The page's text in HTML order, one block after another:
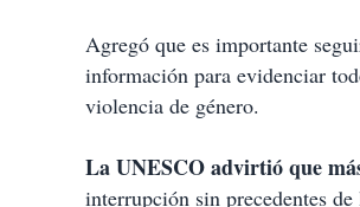
Agregó que es importante
información para evidenciar
violencia de género.
La UNESCO advirtió que
interrupción sin precedentes